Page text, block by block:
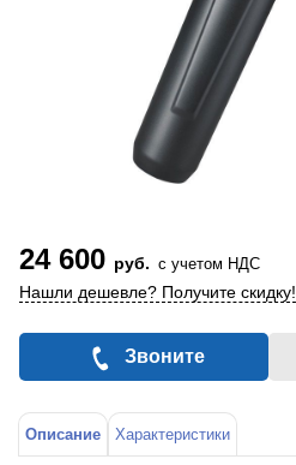
24 600 руб. с учетом НДС
Нашли дешевле? Получите скидку!
Звоните
Описание Характеристики